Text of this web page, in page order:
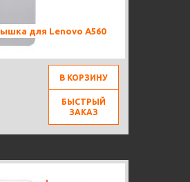
для Lenovo A560
В КОРЗИНУ
БЫСТРЫЙ
ЗАКАЗ